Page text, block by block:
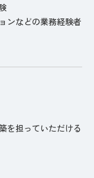
ンなどの業務経験者
を担っていただける